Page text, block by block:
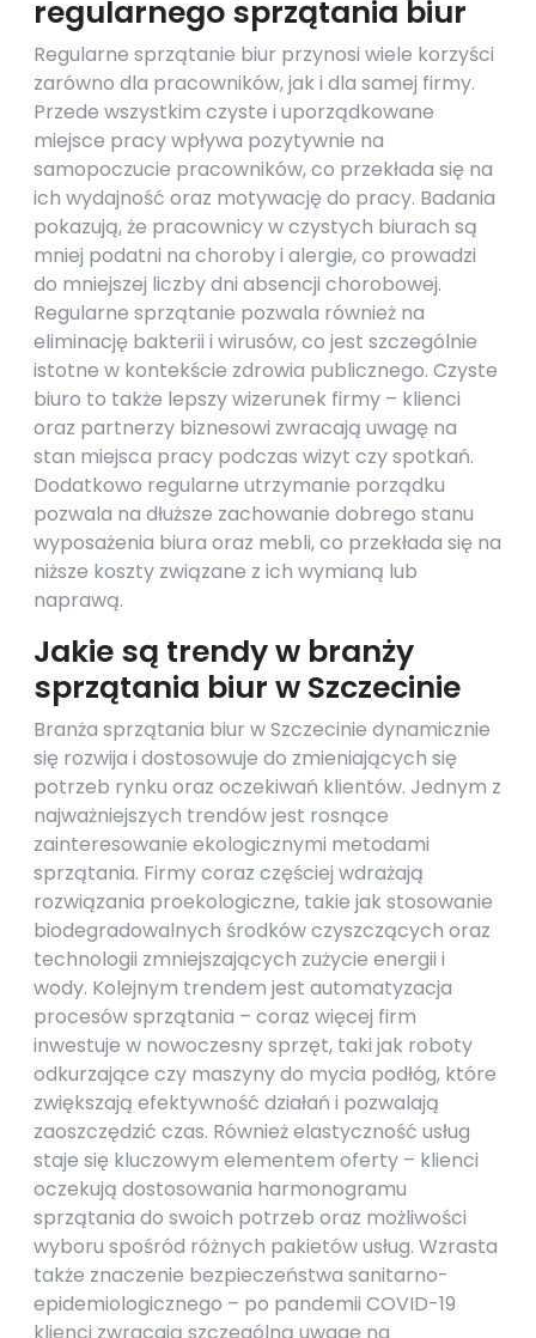
regularnego sprzątania biur
Regularne sprzątanie biur przynosi wiele korzyści
zarówno dla pracowników, jak i dla samej firmy.
Przede wszystkim czyste i uporządkowane
miejsce pracy wpływa pozytywnie na
samopoczucie pracowników, co przekłada się na
ich wydajność oraz motywację do pracy. Badania
pokazują, że pracownicy w czystych biurach są
mniej podatni na choroby i alergie, co prowadzi
do mniejszej liczby dni absencji chorobowej.
Regularne sprzątanie pozwala również na
eliminację bakterii i wirusów, co jest szczególnie
istotne w kontekście zdrowia publicznego. Czyste
biuro to także lepszy wizerunek firmy – klienci
oraz partnerzy biznesowi zwracają uwagę na
stan miejsca pracy podczas wizyt czy spotkań.
Dodatkowo regularne utrzymanie porządku
pozwala na dłuższe zachowanie dobrego stanu
wyposażenia biura oraz mebli, co przekłada się na
niższe koszty związane z ich wymianą lub
naprawą.
Jakie są trendy w branży
sprzątania biur w Szczecinie
Branża sprzątania biur w Szczecinie dynamicznie
się rozwija i dostosowuje do zmieniających się
potrzeb rynku oraz oczekiwań klientów. Jednym z
najważniejszych trendów jest rosnące
zainteresowanie ekologicznymi metodami
sprzątania. Firmy coraz częściej wdrażają
rozwiązania proekologiczne, takie jak stosowanie
biodegradowalnych środków czyszczących oraz
technologii zmniejszających zużycie energii i
wody. Kolejnym trendem jest automatyzacja
procesów sprzątania – coraz więcej firm
inwestuje w nowoczesny sprzęt, taki jak roboty
odkurzające czy maszyny do mycia podłóg, które
zwiększają efektywność działań i pozwalają
zaoszczędzić czas. Również elastyczność usług
staje się kluczowym elementem oferty – klienci
oczekują dostosowania harmonogramu
sprzątania do swoich potrzeb oraz możliwości
wyboru spośród różnych pakietów usług. Wzrasta
także znaczenie bezpieczeństwa sanitarno-
epidemiologicznego – po pandemii COVID-19